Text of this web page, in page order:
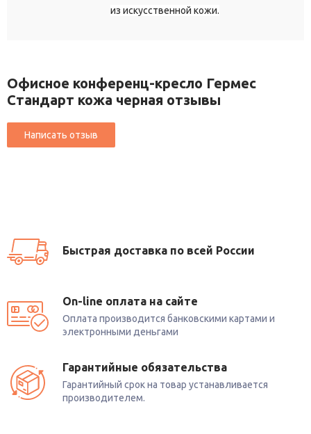
из искусственной кожи.
Офисное конференц-кресло Гермес
Стандарт кожа черная отзывы
Быстрая доставка по всей России
On-line оплата на сайте
Оплата производится банковскими картами и
электронными деньгами
Гарантийные обязательства
Гарантийный срок на товар устанавливается
производителем.